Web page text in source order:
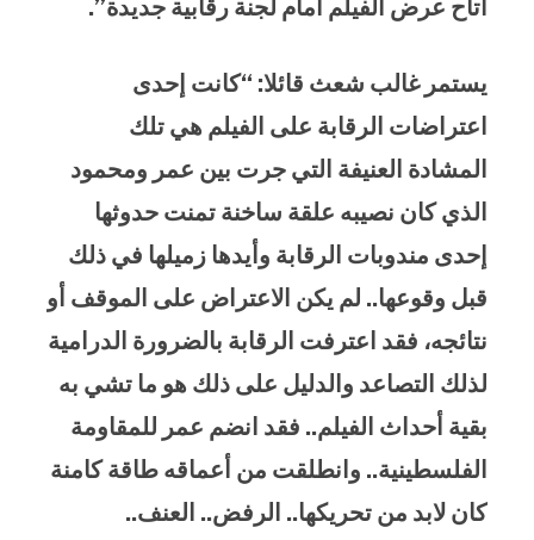
أتاح عرض الفيلم أمام لجنة رقابية جديدة”.
یستمر غالب شعث قائلا: “كانت إحدى
اعتراضات الرقابة على الفيلم هي تلك
المشادة العنيفة التي جرت بين عمر ومحمود
الذي كان نصيبه علقة ساخنة تمنت حدوثها
إحدى مندوبات الرقابة وأيدها زميلها في ذلك
قبل وقوعها.. لم يكن الاعتراض على الموقف أو
نتائجه، فقد اعترفت الرقابة بالضرورة الدرامية
لذلك التصاعد والدليل على ذلك هو ما تشي به
بقية أحداث الفيلم.. فقد انضم عمر للمقاومة
الفلسطينية.. وانطلقت من أعماقه طاقة كامنة
كان لابد من تحريكها.. الرفض.. العنف..